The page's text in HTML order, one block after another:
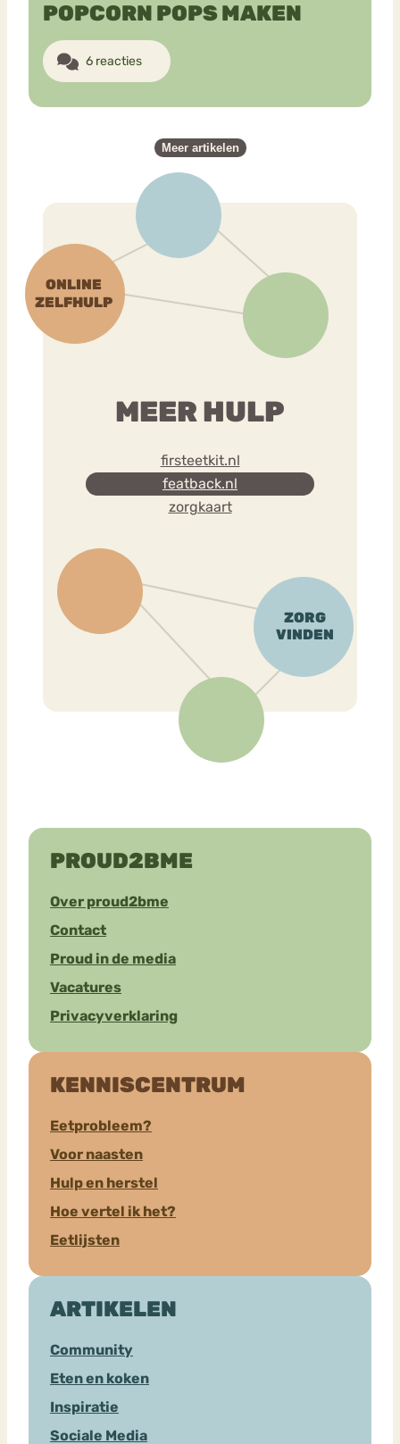
POPCORN POPS MAKEN
6 reacties
Meer artikelen
MEER HULP
firsteetkit.nl
featback.nl
zorgkaart
PROUD2BME
Over proud2bme
Contact
Proud in de media
Vacatures
Privacyverklaring
KENNISCENTRUM
Eetprobleem?
Voor naasten
Hulp en herstel
Hoe vertel ik het?
Eetlijsten
ARTIKELEN
Community
Eten en koken
Inspiratie
Sociale Media